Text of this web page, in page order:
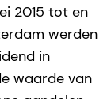
2015 tot en
werden
in
waarde van